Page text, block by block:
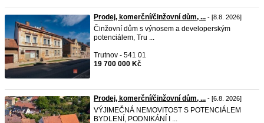
Prodej, komerční/činžovní dům, ... - [8.8. 2026]
Činžovní dům s výnosem a developerským
potenciálem, Tru ...
Trutnov - 541 01
19 700 000 Kč
Prodej, komerční/činžovní dům, ... - [6.8. 2026]
VÝJIMEČNÁ NEMOVITOST S POTENCIÁLEM
BYDLENÍ, PODNIKÁNÍ I ...